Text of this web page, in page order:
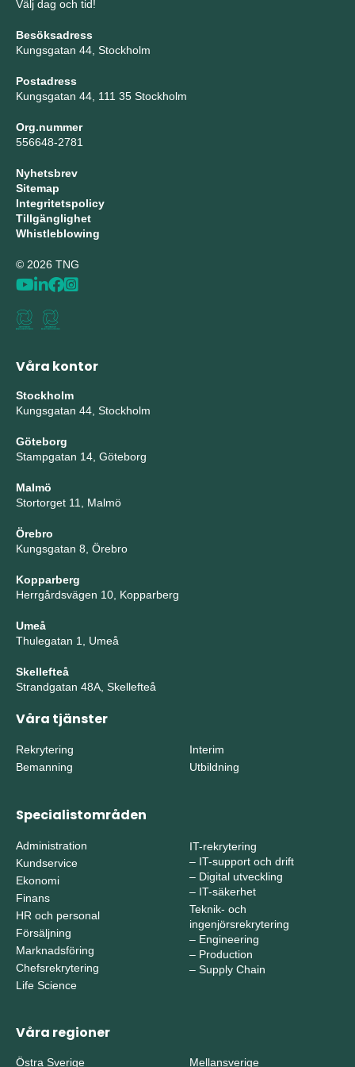
Välj dag och tid!
Besöksadress
Kungsgatan 44, Stockholm
Postadress
Kungsgatan 44, 111 35 Stockholm
Org.nummer
556648-2781
Nyhetsbrev
Sitemap
Integritetspolicy
Tillgänglighet
Whistleblowing
© 2026 TNG
Våra kontor
Stockholm
Kungsgatan 44, Stockholm
Göteborg
Stampgatan 14, Göteborg
Malmö
Stortorget 11, Malmö
Örebro
Kungsgatan 8, Örebro
Kopparberg
Herrgårdsvägen 10, Kopparberg
Umeå
Thulegatan 1, Umeå
Skellefteå
Strandgatan 48A, Skellefteå
Våra tjänster
Rekrytering
Bemanning
Interim
Utbildning
Specialistområden
Administration
Kundservice
Ekonomi
Finans
HR och personal
Försäljning
Marknadsföring
Chefsrekrytering
Life Science
IT-rekrytering
– IT-support och drift
– Digital utveckling
– IT-säkerhet
Teknik- och
ingenjörsrekrytering
– Engineering
– Production
– Supply Chain
Våra regioner
Östra Sverige Mellansverige